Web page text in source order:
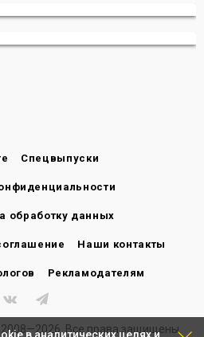
Спецвыпуски
обработку данных
Наши контакты
Рекламодателям
Все права защищены.